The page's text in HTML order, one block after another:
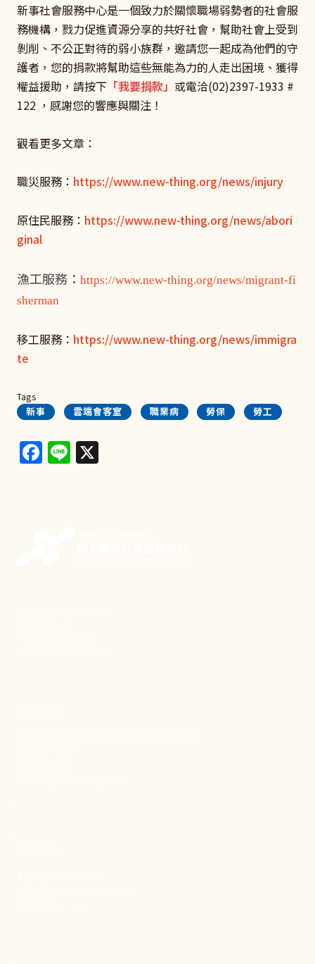
新事社會服務中心是一個致力於關懷職場弱勢者的社會服
務機構，戮力促進資源分享的共好社會，幫助社會上受到
剝削、不公正對待的弱小族群，邀請您一起成為他們的守
護者，您的捐款將幫助這些無能為力的人走出困境、獲得
權益援助，請按下 「我要捐款」 或電洽(02)2397-1933 #
122 ，感謝您的響應與關注！
觀看更多文章：
職災服務： https://www.new-thing.org/news/injury
原住民服務： https://www.new-thing.org/news/abori
ginal
漁工服務： https://www.new-thing.org/news/migrant-fi
sherman
移工服務： https://www.new-thing.org/news/immigra
te
Tags
新事
雲端會客室 職業病 勞保 勞工
Facebook
Line